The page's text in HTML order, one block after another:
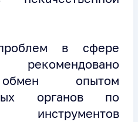
в сфере
опытом
органов по
инструментов